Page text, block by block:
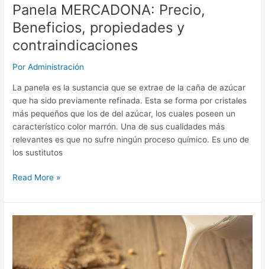
Panela MERCADONA: Precio,
Beneficios, propiedades y
contraindicaciones
PorAdministración
La panela es la sustancia que se extrae de la caña de azúcar
que ha sido previamente refinada. Esta se forma por cristales
más pequeños que los de del azúcar, los cuales poseen un
característico color marrón. Una de sus cualidades más
relevantes es que no sufre ningún proceso químico. Es uno de
los sustitutos
Panela
Precio,
Beneficios,
contraindicaciones
Read More »